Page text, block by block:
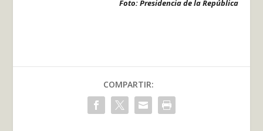
Foto: Presidencia de la República
COMPARTIR: